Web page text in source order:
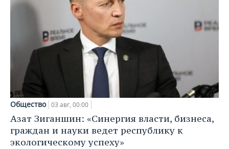
Общество 03 авг, 00:00
Азат Зиганшин: «Синергия власти, бизнеса,
граждан и науки ведет республику к
экологическому успеху»